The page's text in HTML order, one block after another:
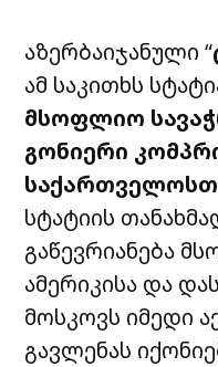
აზერბაიჯანული “
ამ საკითხს
მსოფლიო
გონიერი
სტატიის
გაწევრიანება
ამერიკისა და
მოსკოვს იმედი
გავლენას